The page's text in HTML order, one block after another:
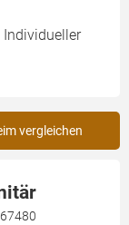
Individueller
vergleichen